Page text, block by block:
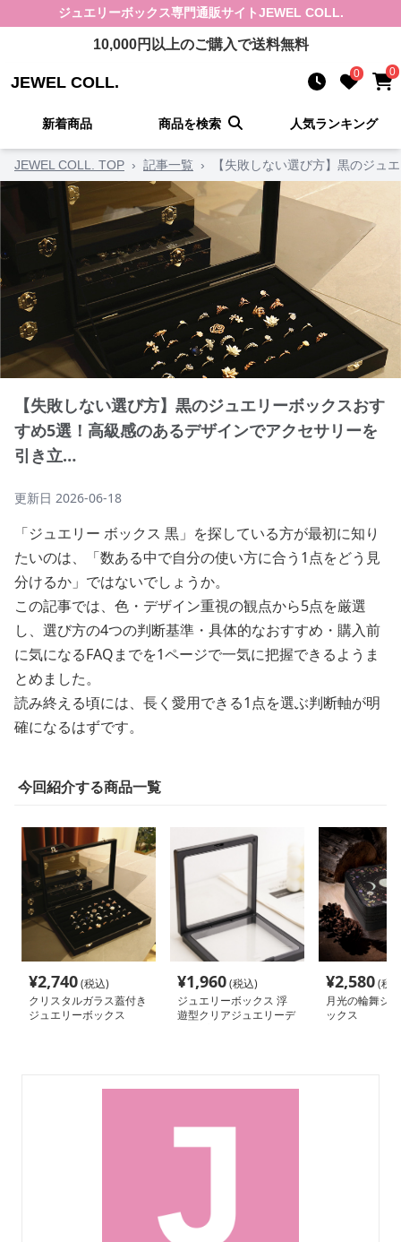
ジュエリーボックス専門通販サイトJEWEL COLL.
10,000円以上のご購入で送料無料
JEWEL COLL. 0 0
新着商品 商品を検索 人気ランキング
JEWEL COLL. TOP › 記事一覧 › 【失敗しない選び方】黒のジュ
【失敗しない選び方】黒のジュエリーボックスおす
すめ5選！高級感のあるデザインでアクセサリーを
引き立…
更新日 2026-06-18
「ジュエリー ボックス 黒」を探している方が最初に知り
たいのは、「数ある中で自分の使い方に合う1点をどう見
分けるか」ではないでしょうか。
この記事では、色・デザイン重視の観点から5点を厳選
し、選び方の4つの判断基準・具体的なおすすめ・購入前
に気になるFAQまでを1ページで一気に把握できるようま
とめました。
読み終える頃には、長く愛用できる1点を選ぶ判断軸が明
確になるはずです。
今回紹介する商品一覧
¥2,740(税込)
クリスタルガラス蓋付き
ジュエリーボックス
¥1,960(税込)
ジュエリーボックス 浮
遊型クリアジュエリーデ
¥2,580(税
月光の輪舞ジ
ックス